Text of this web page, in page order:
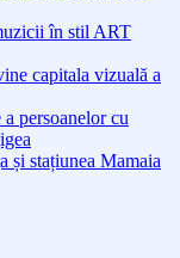
în stil ART
capitala vizuală a
persoanelor cu
și stațiunea Mamaia